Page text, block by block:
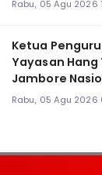
Rabu, 05 Agu 2026
Ketua
Yayasan Hang
Jambore
Rabu, 05 Agu 2026